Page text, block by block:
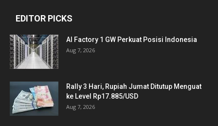
EDITOR PICKS
AI Factory 1 GW Perkuat Posisi Indonesia
Aug 7, 2026
Rally 3 Hari, Rupiah Jumat Ditutup Menguat
ke Level Rp17.885/USD
Aug 7, 2026